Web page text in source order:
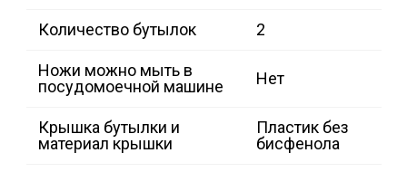
Количество бутылок 2
Ножи можно мыть в
посудомоечной машине
Нет
Крышка бутылки и
материал крышки
Пластик без
бисфенола